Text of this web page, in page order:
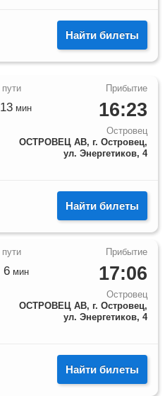
Найти билеты
16:23
Островец
ОСТРОВЕЦ АВ, г. Островец,
ул. Энергетиков, 4
13 мин
Найти билеты
17:06
Островец
ОСТРОВЕЦ АВ, г. Островец,
ул. Энергетиков, 4
6мин
Найти билеты